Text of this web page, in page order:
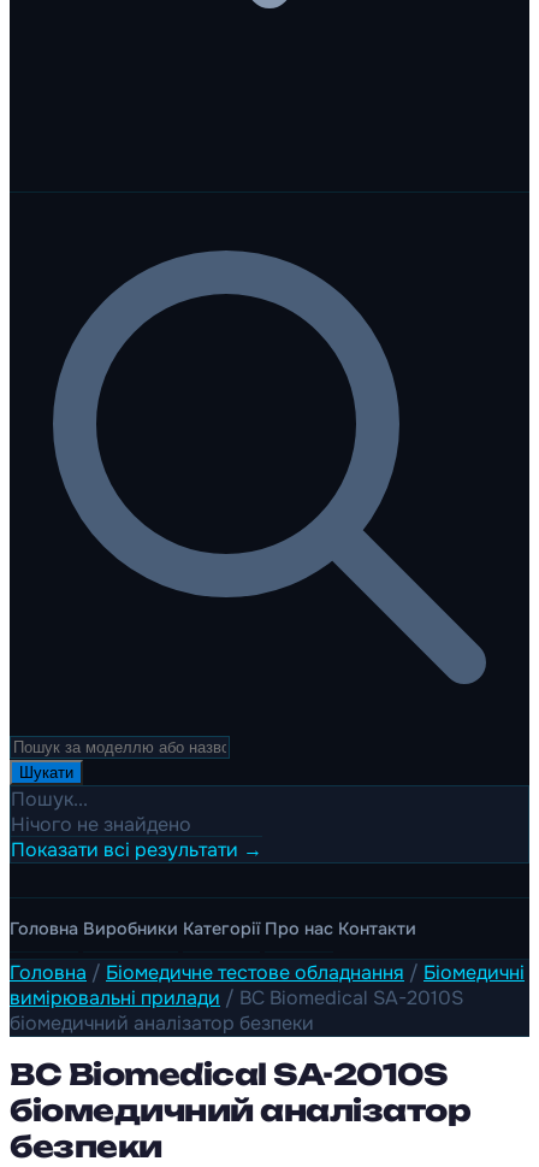
Шукати
Пошук...
Нічого не знайдено
Показати всі результати →
Головна Виробники Категорії Про нас Контакти
Головна / Біомедичне тестове обладнання / Біомедичні
вимірювальні прилади / BC Biomedical SA-2010S
біомедичний аналізатор безпеки
BC Biomedical SA-2010S
біомедичний аналізатор
безпеки